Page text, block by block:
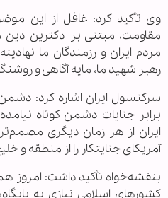
وی تأکید کرد: غافل از این
مقاومت، مبتنی بر دکترین
مردم ایران و رزمندگان ما
رهبر شهید ما، مایه آگاهی و
سرکنسول ایران اشاره کرد:
برابر جنایات دشمن کوتاه
ایران از هر زمان دیگری
آمریکای جنایتکار را از منطقه و
بنفشه‌خواه تأکید داشت: امروز
کشورهای اسلامی نیازی به